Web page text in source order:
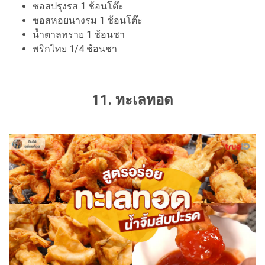
ซอสปรุงรส 1 ช้อนโต๊ะ
ซอสหอยนางรม 1 ช้อนโต๊ะ
น้ำตาลทราย 1 ช้อนชา
พริกไทย 1/4 ช้อนชา
11. ทะเลทอด